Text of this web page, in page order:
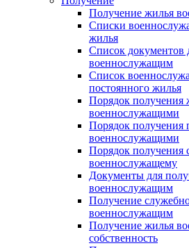
Получение жилья
Списки
жилья
Список документов
военнослужащим
Список
постоянного жилья
Порядок получения
военнослужащими
Порядок получения
военнослужащими
Порядок получения
военнослужащему
Документы для
военнослужащим
Получение
военнослужащим
Получение жилья
собственность